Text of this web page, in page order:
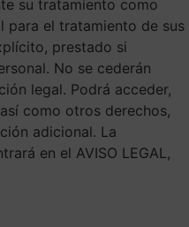
su tratamiento como
para el tratamiento de sus
prestado si
No se cederán
legal. Podrá acceder,
como otros derechos,
adicional. La
en el AVISO LEGAL,